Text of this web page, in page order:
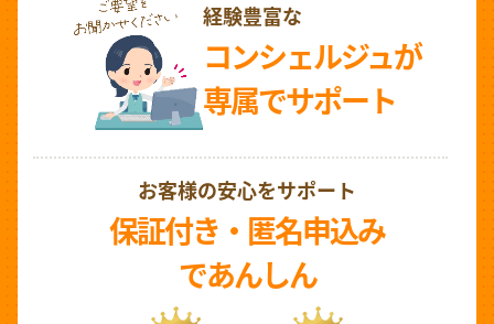
経験豊富な
コンシェルジュが
専属でサポート
お客様の安心をサポート
保証付き・匿名申込み
であんしん